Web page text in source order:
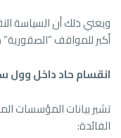
ويعني ذلك أن السياسة
أكبر للمواقف “الصقورية”
انقسام حاد داخل وول
تشير بيانات المؤسسات
الفائدة: